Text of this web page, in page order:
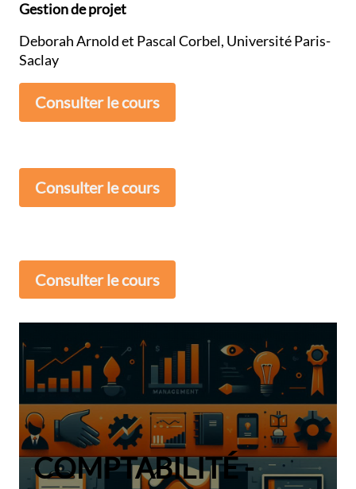
Gestion de projet
Deborah Arnold et Pascal Corbel, Université Paris-
Saclay
Consulter le cours
Consulter le cours
Consulter le cours
COMPTABILITÉ -